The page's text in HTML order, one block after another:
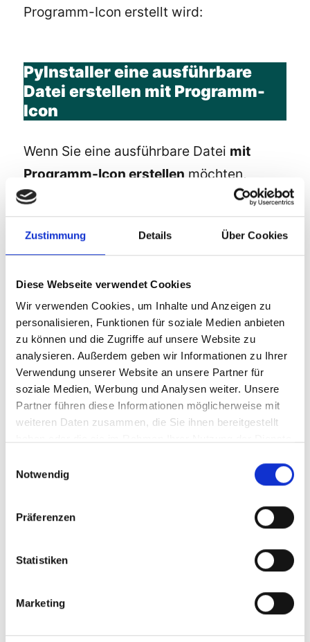
Zustimmung Details Über Cookies
Diese Webseite verwendet Cookies
Wir verwenden Cookies, um Inhalte und Anzeigen zu
personalisieren, Funktionen für soziale Medien anbieten
zu können und die Zugriffe auf unsere Website zu
analysieren. Außerdem geben wir Informationen zu Ihrer
Verwendung unserer Website an unsere Partner für
soziale Medien, Werbung und Analysen weiter. Unsere
Partner führen diese Informationen möglicherweise mit
weiteren Daten zusammen, die Sie ihnen bereitgestellt
Notwendig
Präferenzen
Statistiken
Marketing
Programm-Icon erstellt wird:
PyInstaller eine ausführbare
Datei erstellen mit Programm-
Icon
Wenn Sie eine ausführbare Datei mit
Programm-Icon erstellen möchten,
geben Sie folgendes Kommando ein:
pyinstaller –onefile –console –
icon=barrierefreie_stadt_256x256.ico
barrierefreiestadt.py
PyInstaller eine ausführbare
Datei erstellen mit grafischer
Oberfläche
Wenn Sie eine ausführbare Dateiohne
Programm-Iconerstellen möchten, mit
folgendes Kommando ein:
pyinstaller --onefile